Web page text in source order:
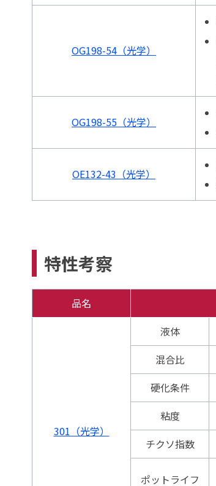
OG198-54（光学）
OG198-55（光学）
OE132-43（光学）
特性考察
品名
301（光学）
液体
混合比
硬化条件
粘度
チクソ指数
ポットライフ